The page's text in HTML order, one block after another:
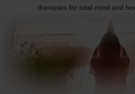
therapies for total mind and